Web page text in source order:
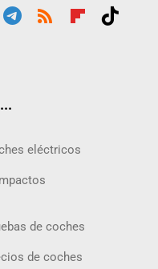
eléctricos
de coches
de coches